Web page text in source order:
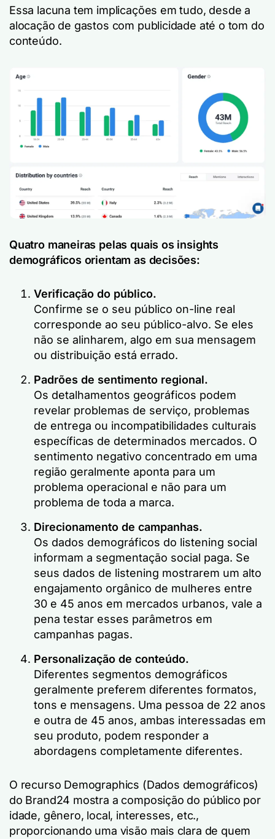
Essa lacuna tem implicações em tudo, desde a
alocação de gastos com publicidade até o tom do
conteúdo.
Quatro maneiras pelas quais os insights
demográficos orientam as decisões:
Verificação do público.
Confirme se o seu público on-line real
corresponde ao seu público-alvo. Se eles
não se alinharem, algo em sua mensagem
ou distribuição está errado.
Padrões de sentimento regional.
Os detalhamentos geográficos podem
revelar problemas de serviço, problemas
de entrega ou incompatibilidades culturais
específicas de determinados mercados. O
sentimento negativo concentrado em uma
região geralmente aponta para um
problema operacional e não para um
problema de toda a marca.
Direcionamento de campanhas.
Os dados demográficos do listening social
informam a segmentação social paga. Se
seus dados de listening mostrarem um alto
engajamento orgânico de mulheres entre
30 e 45 anos em mercados urbanos, vale a
pena testar esses parâmetros em
campanhas pagas.
Personalização de conteúdo.
Diferentes segmentos demográficos
geralmente preferem diferentes formatos,
tons e mensagens. Uma pessoa de 22 anos
e outra de 45 anos, ambas interessadas em
seu produto, podem responder a
abordagens completamente diferentes.
O recurso Demographics (Dados demográficos)
do Brand24 mostra a composição do público por
idade, gênero, local, interesses, etc.,
proporcionando uma visão mais clara de quem